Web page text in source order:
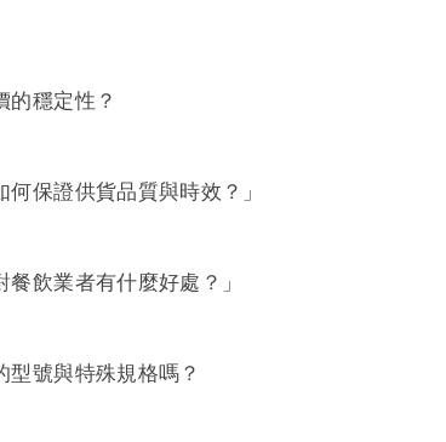
的穩定性？
保證供貨品質與時效？」
飲業者有什麼好處？」
號與特殊規格嗎？